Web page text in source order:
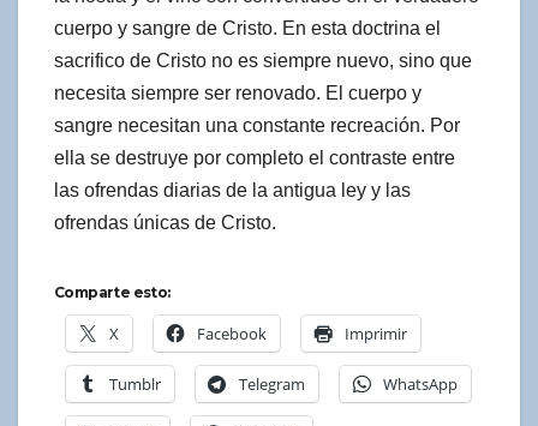
cuerpo y sangre de Cristo. En esta doctrina el
sacrifico de Cristo no es siempre nuevo, sino que
necesita siempre ser renovado. El cuerpo y
sangre necesitan una constante recreación. Por
ella se destruye por completo el contraste entre
las ofrendas diarias de la antigua ley y las
ofrendas únicas de Cristo.
Comparte esto:
X Facebook Imprimir
Tumblr Telegram WhatsApp